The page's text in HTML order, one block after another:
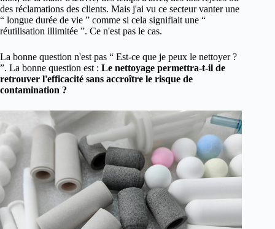
des réclamations des clients. Mais j'ai vu ce secteur vanter une
“ longue durée de vie ” comme si cela signifiait une “
réutilisation illimitée ”. Ce n'est pas le cas.
La bonne question n'est pas “ Est-ce que je peux le nettoyer ?
”. La bonne question est : Le nettoyage permettra-t-il de
retrouver l'efficacité sans accroître le risque de
contamination ?